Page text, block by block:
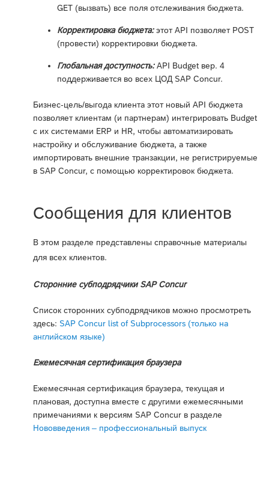
GET (вызвать) все поля отслеживания бюджета.
Корректировка бюджета:этот API позволяет POST
(провести) корректировки бюджета.
Глобальная доступность:API Budget вер. 4
поддерживается во всех ЦОД SAP Concur.
Бизнес-цель/выгода клиента этот новый API бюджета
позволяет клиентам (и партнерам) интегрировать Budget
с их системами ERP и HR, чтобы автоматизировать
настройку и обслуживание бюджета, а также
импортировать внешние транзакции, не регистрируемые
в SAP Concur, с помощью корректировок бюджета.
Сообщения для клиентов
В этом разделе представлены справочные материалы
для всех клиентов.
Сторонние субподрядчики SAP Concur
Список сторонних субподрядчиков можно просмотреть
здесь: SAP Concur list of Subprocessors (только на
английском языке)
Ежемесячная сертификация браузера
Ежемесячная сертификация браузера, текущая и
плановая, доступна вместе с другими ежемесячными
примечаниями к версиям SAP Concur в разделе
Нововведения – профессиональный выпуск